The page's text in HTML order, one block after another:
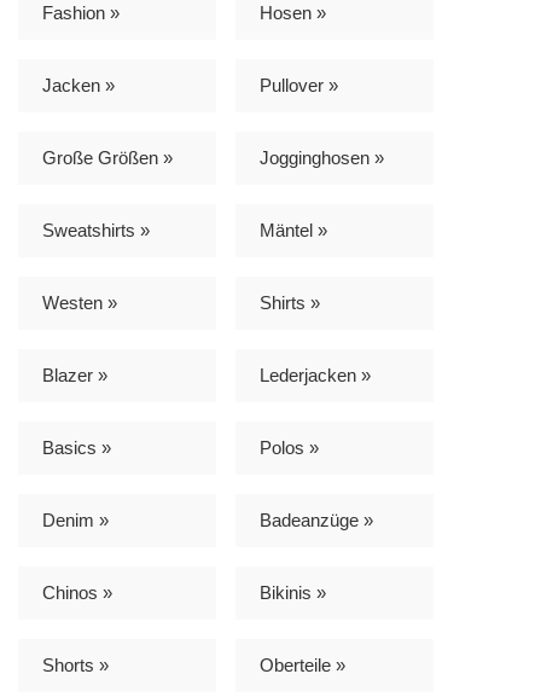
Fashion » Hosen »
Jacken » Pullover »
Große Größen » Jogginghosen »
Sweatshirts » Mäntel »
Westen » Shirts »
Blazer » Lederjacken »
Basics » Polos »
Denim » Badeanzüge »
Chinos » Bikinis »
Shorts » Oberteile »